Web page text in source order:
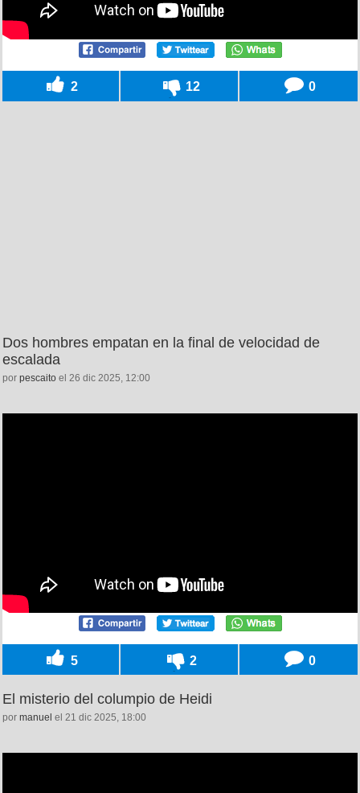
2 12 0
Dos hombres empatan en la final de velocidad de
escalada
por pescaito el 26 dic 2025, 12:00
5 2 0
El misterio del columpio de Heidi
por manuel el 21 dic 2025, 18:00